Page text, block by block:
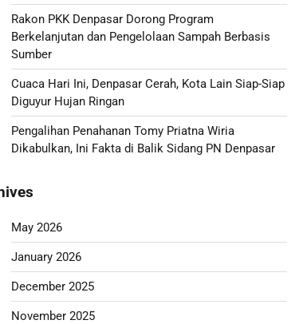
Rakon PKK Denpasar Dorong Program
Berkelanjutan dan Pengelolaan Sampah Berbasis
Sumber
Cuaca Hari Ini, Denpasar Cerah, Kota Lain Siap-Siap
Diguyur Hujan Ringan
Pengalihan Penahanan Tomy Priatna Wiria
Dikabulkan, Ini Fakta di Balik Sidang PN Denpasar
May 2026
January 2026
December 2025
November 2025